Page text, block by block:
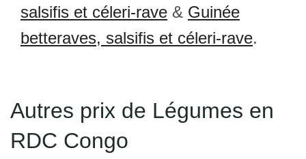
salsifis et céleri-rave & Guinée
betteraves, salsifis et céleri-rave.
Autres prix de Légumes en
RDC Congo